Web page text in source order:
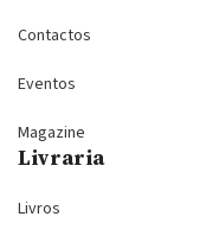
Contactos
Eventos
Magazine
Livraria
Livros